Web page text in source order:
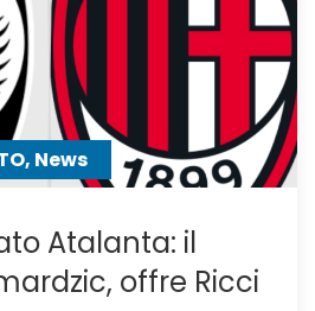
mister
chiama
News
Atalanta: il
offre Ricci